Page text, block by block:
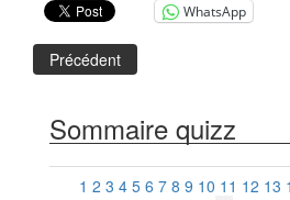
WhatsApp
Précédent
Sommaire quizz
1 2 3 4 5 6 7 8 9 10 11 12 13